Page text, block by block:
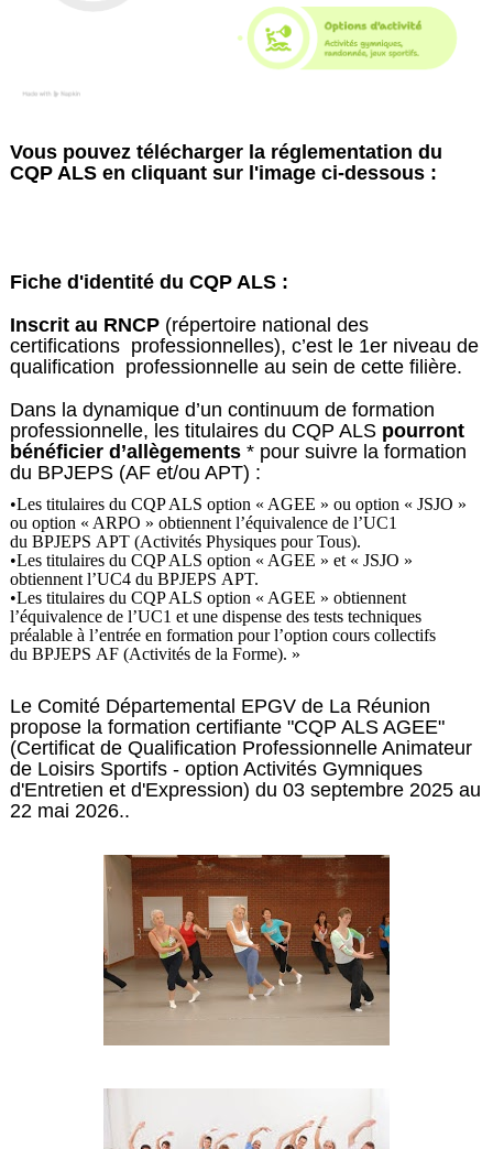
Vous pouvez télécharger la réglementation du
CQP ALS en cliquant sur l'image ci-dessous :
Fiche d'identité du CQP ALS :
Inscrit au RNCP(répertoire national des
certifications professionnelles), c’est le 1er niveau de
qualification professionnelle au sein de cette filière.
Dans la dynamique d’un continuum de formation
professionnelle, les titulaires du CQP ALS pourront
bénéficier d’allègements* pour suivre la formation
du BPJEPS (AF et/ou APT) :
•Les titulaires du CQP ALS option « AGEE » ou option « JSJO »
ou option « ARPO » obtiennent l’équivalence de l’UC1
du BPJEPS APT (Activités Physiques pour Tous).
•Les titulaires du CQP ALS option « AGEE » et « JSJO »
obtiennent l’UC4 du BPJEPS APT.
•Les titulaires du CQP ALS option « AGEE » obtiennent
l’équivalence de l’UC1 et une dispense des tests techniques
préalable à l’entrée en formation pour l’option cours collectifs
du BPJEPS AF (Activités de la Forme). »
Le Comité Départemental EPGV de La Réunion
propose la formation certifiante "CQP ALS AGEE"
(Certificat de Qualification Professionnelle Animateur
de Loisirs Sportifs - option Activités Gymniques
d'Entretien et d'Expression) du 03 septembre 2025 au
22 mai 2026..